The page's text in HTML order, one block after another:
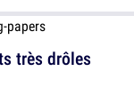
très drôles